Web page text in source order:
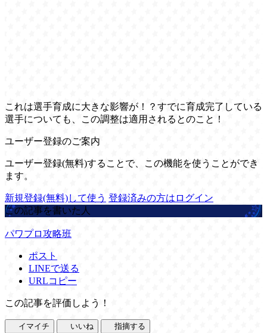
これは選手育成に大きな影響が！？すでに育成完了している
選手についても、この調整は適用されるとのこと！
ユーザー登録のご案内
ユーザー登録(無料)することで、この機能を使うことができ
ます。
新規登録(無料)して使う 登録済みの方はログイン
この記事を書いた人
パワプロ攻略班
ポスト
LINEで送る
URLコピー
この記事を評価しよう！
イマイチ いいね 指摘する